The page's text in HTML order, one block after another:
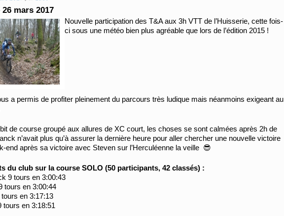
26 mars 2017
Nouvelle participation des T&A aux 3h VTT de l’Huisserie, cette fois-
ci sous une météo bien plus agréable que lors de l’édition 2015 !
a permis de profiter pleinement du parcours très ludique mais néanmoins exigeant au
de course groupé aux allures de XC court, les choses se sont calmées après 2h de
n’avait plus qu’à assurer la dernière heure pour aller chercher une nouvelle victoire
end après sa victoire avec Steven sur l’Herculéenne la veille 😎
du club sur la course SOLO (50 participants, 42 classés) :
9 tours en 3:00:43
tours en 3:00:44
en 3:17:13
tours en 3:18:51